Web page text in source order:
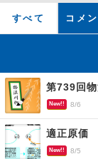
すべて コメ
第739回
New!! 8/6
New!! 8/5